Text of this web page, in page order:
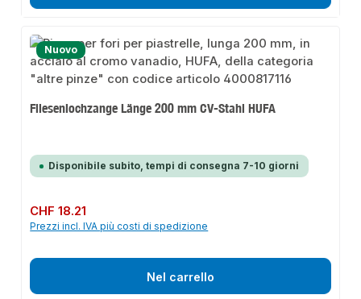
Nuovo
Fliesenlochzange Länge 200 mm CV-Stahl HUFA
Disponibile subito, tempi di consegna 7-10 giorni
Prezzo normale:
CHF 18.21
Prezzi incl. IVA più costi di spedizione
Nel carrello